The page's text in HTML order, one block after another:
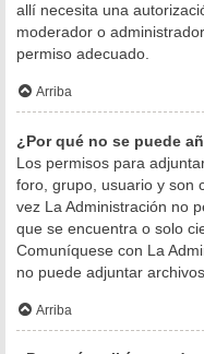
allí necesita una
moderador o
permiso adecuado.
Arriba
¿Por qué no se puede
Los permisos para
foro, grupo, usuario y son
vez La Administración no
que se encuentra o solo
Comuníquese con La
no puede adjuntar archivos.
Arriba